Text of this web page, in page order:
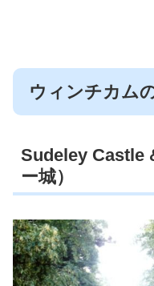
ウィンチカム
Sudeley Castle
ー城）